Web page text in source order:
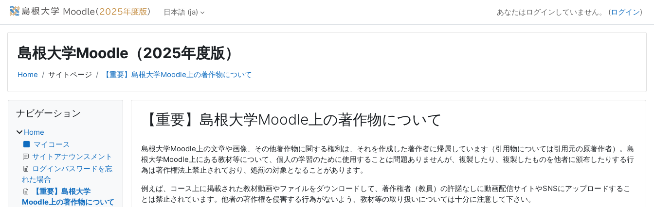
メインコンテンツへスキップする
日本語 ‎(ja)‎ あなたはログインしていません。 (ログイン)
島根大学Moodle（2025年度版）
Home サイトページ 【重要】島根大学Moodle上の著作物について
【重要】島根大学Moodle上の著作物について
島根大学Moodle上の文章や画像、その他著作物に関する権利は、それを作成した著作者に帰属しています（引用物については引用元の原著作者）。島
根大学Moodle上にある教材等について、個人の学習のために使用することは問題ありませんが、複製したり、複製したものを他者に頒布したりする行
為は著作権法上禁止されており、処罰の対象となることがあります。
例えば、コース上に掲載された教材動画やファイルをダウンロードして、著作権者（教員）の許諾なしに動画配信サイトやSNSにアップロードするこ
とは禁止されています。他者の著作権を侵害する行為がないよう、教材等の取り扱いについては十分に注意して下さい。
ブロック
ナビゲーション
Home
マイコース
サイトアナウンスメント
ログインパスワードを忘
れた場合
【重要】島根大学
Moodle上の著作物について